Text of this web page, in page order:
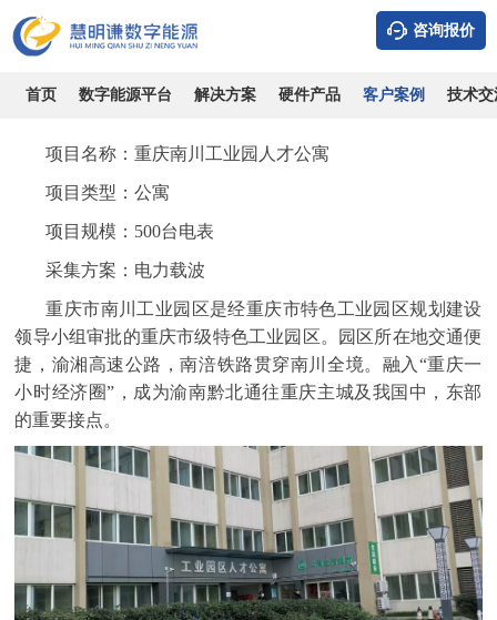
咨询报价
首页 数字能源平台 解决方案 硬件产品 客户案例 技术交
重庆南川工业园公寓-应用电力线载波配能耗管理系统案例
时间：2026-08-09 浏览：9575 作者：admin
项目名称：重庆南川工业园人才公寓
项目类型：公寓
项目规模： 500台电表
采集方案： 电力载波
重庆市南川工业园区是经重庆市特色工业园区规划建设
领导小组审批的重庆市级特色工业园区。园区所在地交通便
捷，渝湘高速公路，南涪铁路贯穿南川全境。融入“重庆一
小时经济圈”，成为渝南黔北通往重庆主城及我国中，东部
的重要接点。